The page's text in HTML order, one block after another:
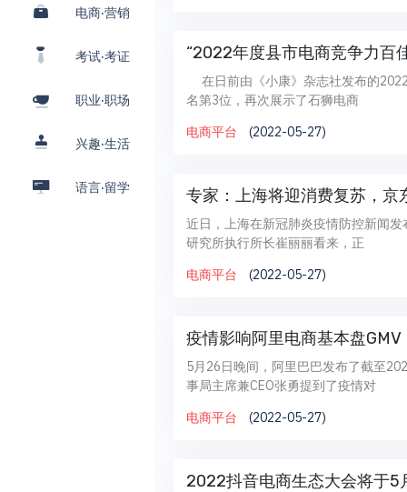
电商·营销
考试·考证
职业·职场
兴趣·生活
语言·留学
“2022年度县市电商竞争力百
在日前由《小康》杂志社发布的
名第3位，再次展示了石狮电商
电商平台
(2022-05-27)
专家：上海将迎消费复苏，
近日，上海在新冠肺炎疫情防控新闻
研究所执行所长崔丽丽看来，正
电商平台
(2022-05-27)
疫情影响阿里电商基本盘
5月26日晚间，阿里巴巴发布了截至
事局主席兼CEO张勇提到了疫情对
电商平台
(2022-05-27)
2022抖音电商生态大会将于5